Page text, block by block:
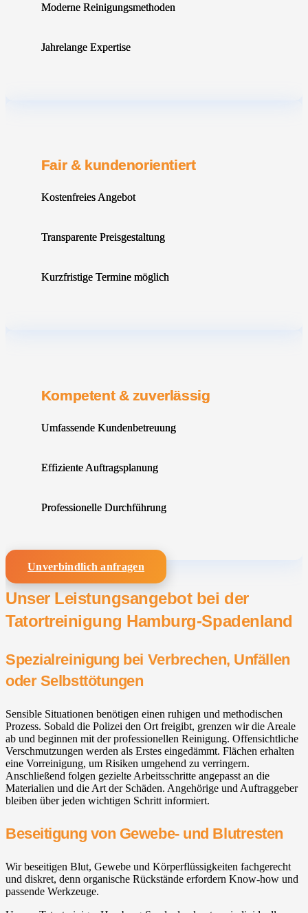
Moderne Reinigungsmethoden
Jahrelange Expertise
Fair & kundenorientiert
Kostenfreies Angebot
Transparente Preisgestaltung
Kurzfristige Termine möglich
Kompetent & zuverlässig
Umfassende Kundenbetreuung
Effiziente Auftragsplanung
Professionelle Durchführung
Unverbindlich anfragen
Unser Leistungsangebot bei der
Tatortreinigung Hamburg-Spadenland
Spezialreinigung bei Verbrechen, Unfällen
oder Selbsttötungen
Sensible Situationen benötigen einen ruhigen und methodischen
Prozess. Sobald die Polizei den Ort freigibt, grenzen wir die Areale
ab und beginnen mit der professionellen Reinigung. Offensichtliche
Verschmutzungen werden als Erstes eingedämmt. Flächen erhalten
eine Vorreinigung, um Risiken umgehend zu verringern.
Anschließend folgen gezielte Arbeitsschritte angepasst an die
Materialien und die Art der Schäden. Angehörige und Auftraggeber
bleiben über jeden wichtigen Schritt informiert.
Beseitigung von Gewebe- und Blutresten
Wir beseitigen Blut, Gewebe und Körperflüssigkeiten fachgerecht
und diskret, denn organische Rückstände erfordern Know-how und
passende Werkzeuge.